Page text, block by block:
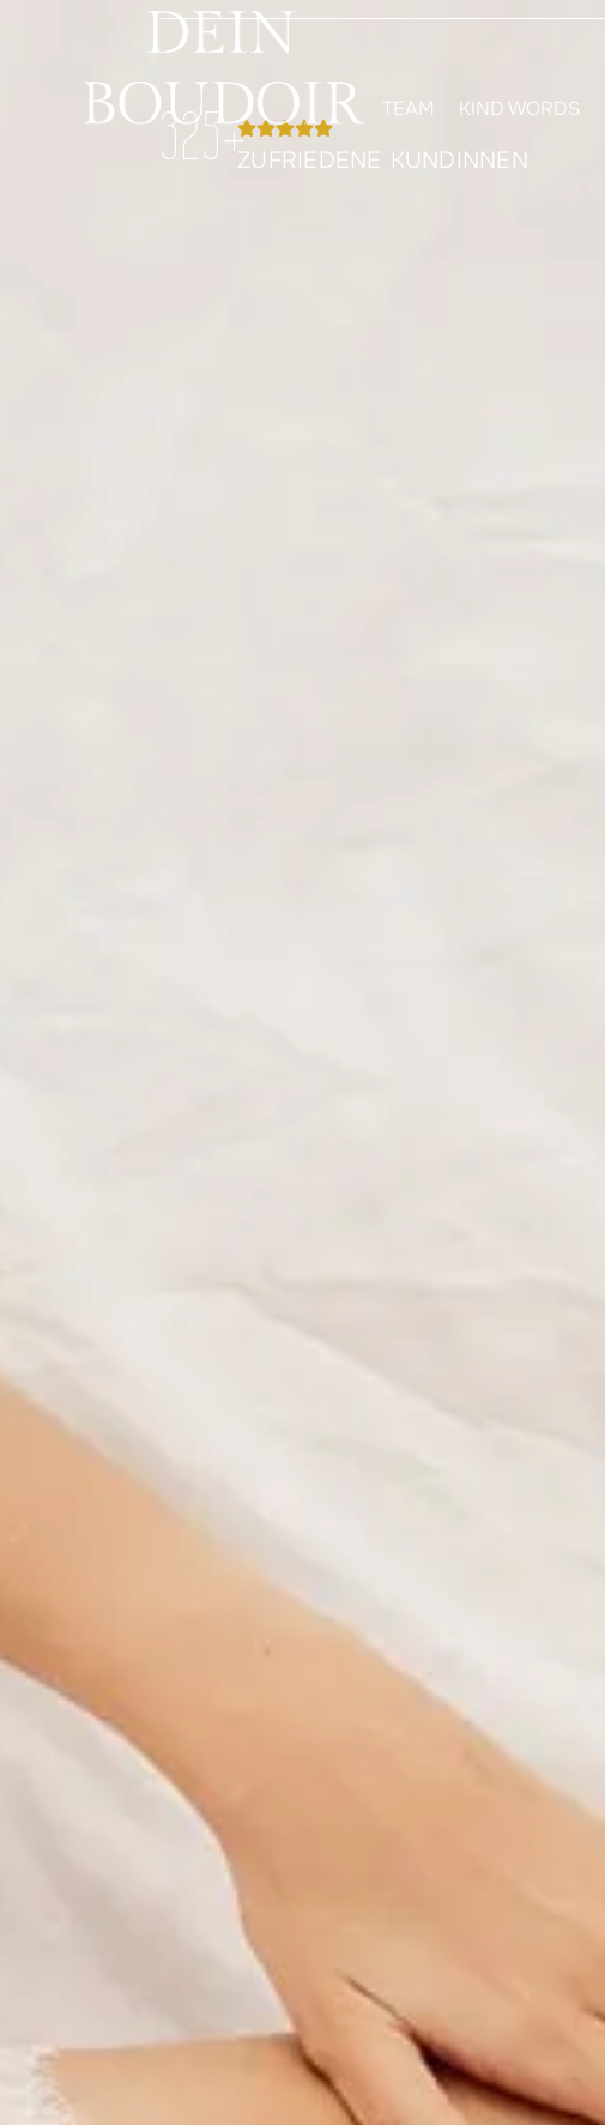
TEAM KIND WORDS
325+ZUFRIEDENE KUNDINNEN